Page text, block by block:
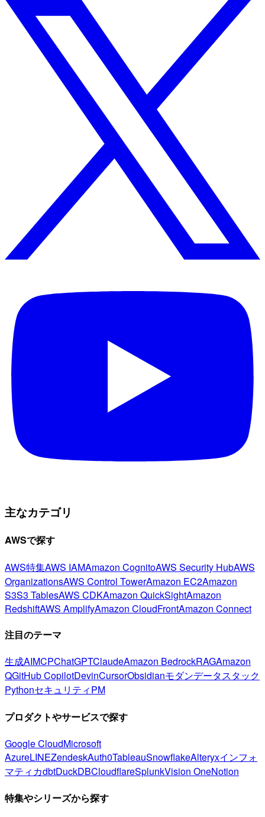
主なカテゴリ
AWSで探す
AWS特集AWS IAMAmazon CognitoAWS Security HubAWS
OrganizationsAWS Control TowerAmazon EC2Amazon
S3S3 TablesAWS CDKAmazon QuickSightAmazon
RedshiftAWS AmplifyAmazon CloudFrontAmazon Connect
注目のテーマ
生成AIMCPChatGPTClaudeAmazon BedrockRAGAmazon
QGitHub CopilotDevinCursorObsidianモダンデータスタック
PythonセキュリティPM
プロダクトやサービスで探す
Google CloudMicrosoft
AzureLINEZendeskAuth0TableauSnowflakeAlteryxインフォ
マティカdbtDuckDBCloudflareSplunkVision OneNotion
特集やシリーズから探す